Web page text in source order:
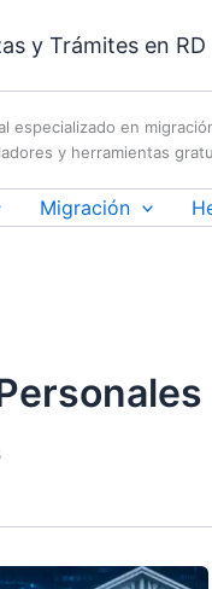
y Trámites en
especializado en
y herramientas
Migración